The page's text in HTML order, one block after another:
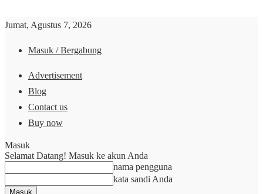
Jumat, Agustus 7, 2026
Masuk / Bergabung
Advertisement
Blog
Contact us
Buy now
Masuk
Selamat Datang! Masuk ke akun Anda
nama pengguna
kata sandi Anda